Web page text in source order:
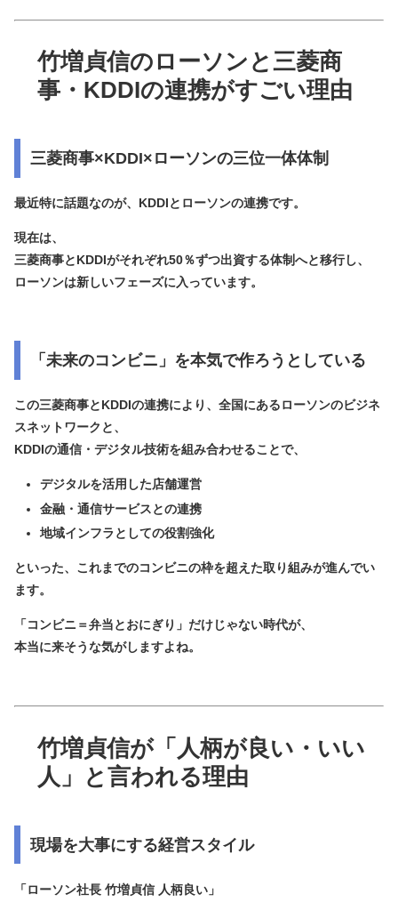
竹増貞信のローソンと三菱商
事・KDDIの連携がすごい理由
三菱商事×KDDI×ローソンの三位一体体制
最近特に話題なのが、 KDDIとローソンの連携です。
現在は、
三菱商事とKDDIがそれぞれ50％ずつ出資する体制へと移行し、
ローソンは新しいフェーズに入っています。
「未来のコンビニ」を本気で作ろうとしている
この三菱商事とKDDIの連携により、全国にあるローソンのビジネ
スネットワークと、
KDDIの通信・デジタル技術を組み合わせることで、
デジタルを活用した店舗運営
金融・通信サービスとの連携
地域インフラとしての役割強化
といった、これまでのコンビニの枠を超えた取り組みが進んでい
ます。
「コンビニ＝弁当とおにぎり」だけじゃない時代が、
本当に来そうな気がしますよね。
竹増貞信が「人柄が良い・いい
人」と言われる理由
現場を大事にする経営スタイル
「ローソン社長 竹増貞信 人柄良い 」